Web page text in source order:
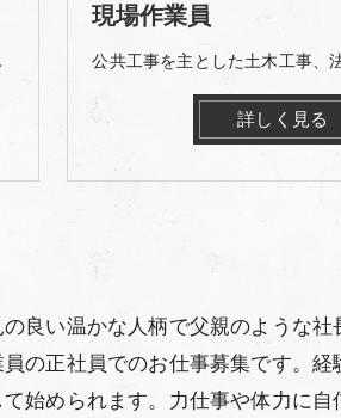
ートの吹き付け
現場作業員
詳しく見る
良い温かな人柄で父親のような
の正社員でのお仕事募集です。
始められます。力仕事や体力に